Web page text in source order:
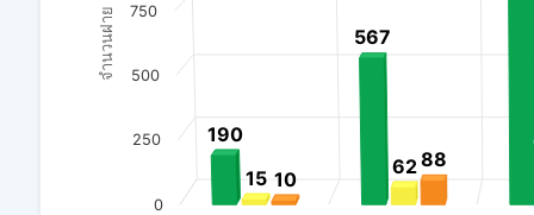
จำนวนฝาย
10
10
88
88
15
15 62
62
190
190
567
567
0
250
500
750